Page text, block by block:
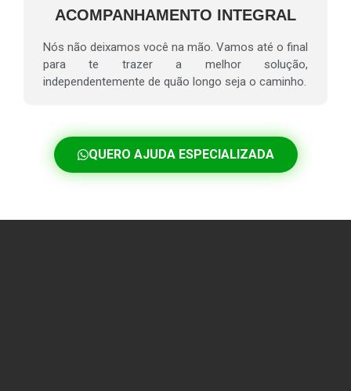
ACOMPANHAMENTO INTEGRAL
Nós não deixamos você na mão. Vamos até o final
para te trazer a melhor solução,
independentemente de quão longo seja o caminho.
QUERO AJUDA ESPECIALIZADA